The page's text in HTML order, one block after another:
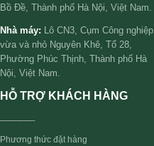
Bồ Đề, Thành phố Hà Nội, Việt Nam.
Nhà máy:
Lô CN3, Cụm Công nghiệp
vừa và nhỏ Nguyên Khê, Tổ 28,
Phường Phúc Thịnh, Thành phố Hà
Nội, Việt Nam.
HỖ TRỢ KHÁCH HÀNG
Phương thức đặt hàng